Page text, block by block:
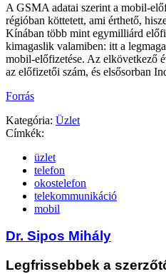
A GSMA adatai szerint a mobil-
régióban köttetett, ami érthető,
Kínában több mint egymilliárd
kimagaslik valamiben: itt a
mobil-előfizetése. Az elkövetkező
az előfizetői szám, és elsősorban
Forrás
Kategória: Üzlet
Címkék:
üzlet
telefon
okostelefon
telekommunikáció
mobil
Dr. Sipos Mihály
Legfrissebbek a